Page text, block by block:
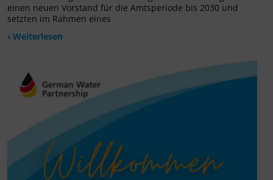
einen neuen Vorstand für die Amtsperiode bis 2030 und
setzten im Rahmen eines
› Weiterlesen